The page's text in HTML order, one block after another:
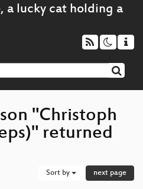
"Christoph
returned
Sort by next page